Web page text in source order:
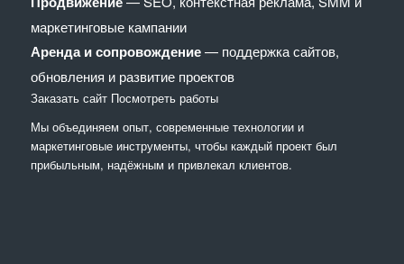
маркетинговые кампании
Аренда и сопровождение— поддержка сайтов,
обновления и развитие проектов
Заказать сайт Посмотреть работы
Мы объединяем опыт, современные технологии и
маркетинговые инструменты, чтобы каждый проект был
прибыльным, надёжным и привлекал клиентов.